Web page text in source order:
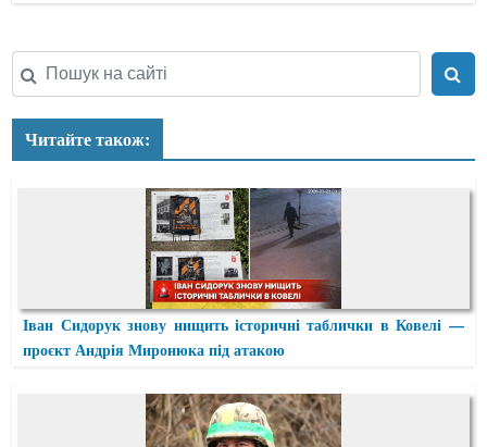
Читайте також:
Іван Сидорук знову нищить історичні таблички в Ковелі —
проєкт Андрія Миронюка під атакою